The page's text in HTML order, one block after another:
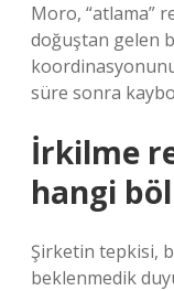
Moro, “atlama”
doğuştan gelen
süre sonra
İrkilme
hangi
Şirketin tepkisi,
beklenmedik